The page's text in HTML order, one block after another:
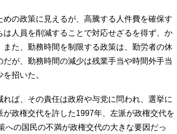
の政策に見えるが、高騰する人件費を確保す
人員を削減することで対応せざるを得ず、か
た、勤務時間を制限する政策は、勤労者の休
が、勤務時間の減少は残業手当や時間外手当
招いた。
ば、その責任は政府や与党に問われ、選挙に
政権交代を許した1997年、左派が政権交代を
の国民の不満が政権交代の大きな要因だっ